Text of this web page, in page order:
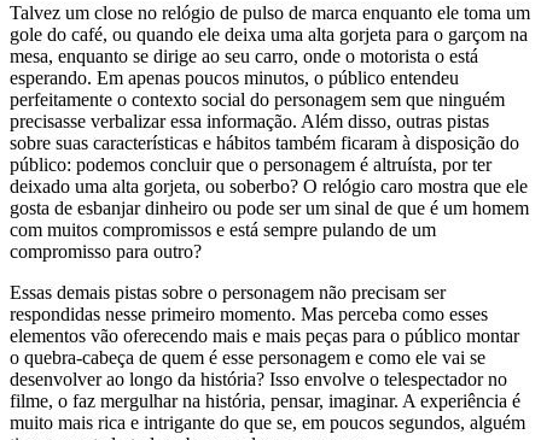
Talvez um close no relógio de pulso de marca enquanto ele toma um
gole do café, ou quando ele deixa uma alta gorjeta para o garçom na
mesa, enquanto se dirige ao seu carro, onde o motorista o está
esperando. Em apenas poucos minutos, o público entendeu
perfeitamente o contexto social do personagem sem que ninguém
precisasse verbalizar essa informação. Além disso, outras pistas
sobre suas características e hábitos também ficaram à disposição do
público: podemos concluir que o personagem é altruísta, por ter
deixado uma alta gorjeta, ou soberbo? O relógio caro mostra que ele
gosta de esbanjar dinheiro ou pode ser um sinal de que é um homem
com muitos compromissos e está sempre pulando de um
compromisso para outro?
Essas demais pistas sobre o personagem não precisam ser
respondidas nesse primeiro momento. Mas perceba como esses
elementos vão oferecendo mais e mais peças para o público montar
o quebra-cabeça de quem é esse personagem e como ele vai se
desenvolver ao longo da história? Isso envolve o telespectador no
filme, o faz mergulhar na história, pensar, imaginar. A experiência é
muito mais rica e intrigante do que se, em poucos segundos, alguém